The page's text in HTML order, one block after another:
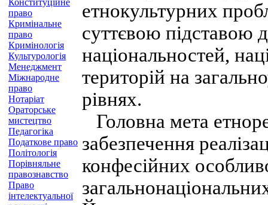
Конституційне
право
Кримінальне
право
Кримінологія
Культурологія
Менеджмент
Міжнародне
право
Нотаріат
Ораторське
мистецтво
Педагогіка
Податкове право
Політологія
Порівняльне
правознавство
Право
інтелектуальної
етнокультурних
суттєвою підставою
національностей,
територій на
рівнях.
Головна мета
забезпечення
конфесійних